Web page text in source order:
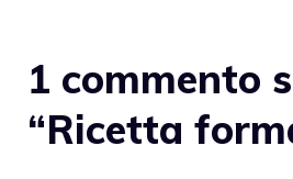
1 commento
“Ricetta